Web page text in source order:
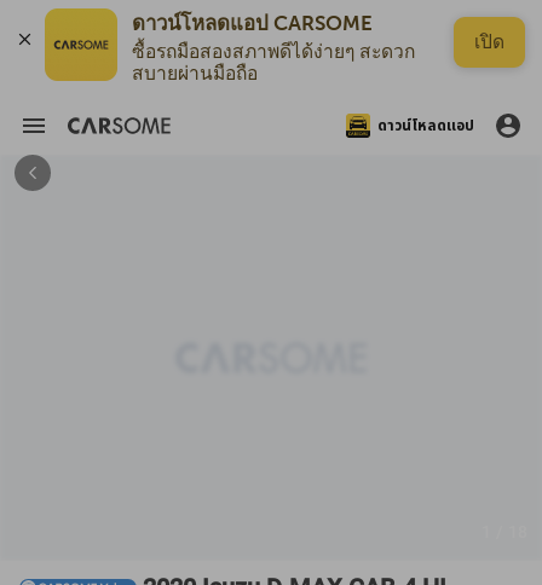
ดาวน์โหลดแอป CARSOME
ซื้อรถมือสองสภาพดีได้ง่ายๆ สะดวก
สบายผ่านมือถือ
เปิด
ดาวน์โหลดแอป